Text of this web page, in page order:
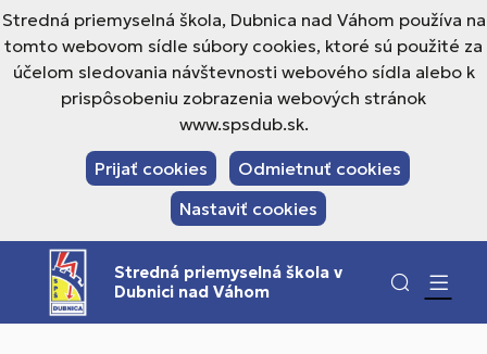
Stredná priemyselná škola, Dubnica nad Váhom používa na
tomto webovom sídle súbory cookies, ktoré sú použité za
účelom sledovania návštevnosti webového sídla alebo k
prispôsobeniu zobrazenia webových stránok
www.spsdub.sk.
Prijať cookies
Odmietnuť cookies
Nastaviť cookies
Stredná priemyselná škola v
Dubnici nad Váhom